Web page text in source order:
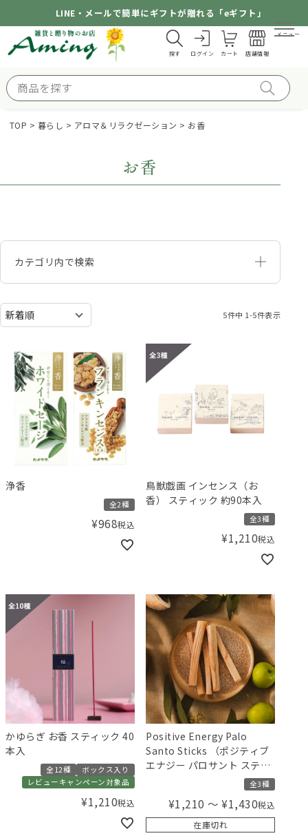
LINE・メールで簡単にギフトが贈れる「eギフト」
探す ログイン カート 店舗情報
メニュー
TOP 暮らし アロマ＆リラクゼーション お香
お香
カテゴリ内で検索
5件中 1-5件表示
浄香
全2種
¥968税込
鳥獣戯画 インセンス（お
香） スティック 約90本入
全3種
¥1,210税込
かゆらぎ お香 スティック 40
本入
全12種
ボックス入り
レビューキャンペーン対象品
¥1,210税込
Positive Energy Palo
Santo Sticks （ポジティブ
エナジー パロサント スティ
全3種
¥1,210 〜 ¥1,430税込
在庫切れ